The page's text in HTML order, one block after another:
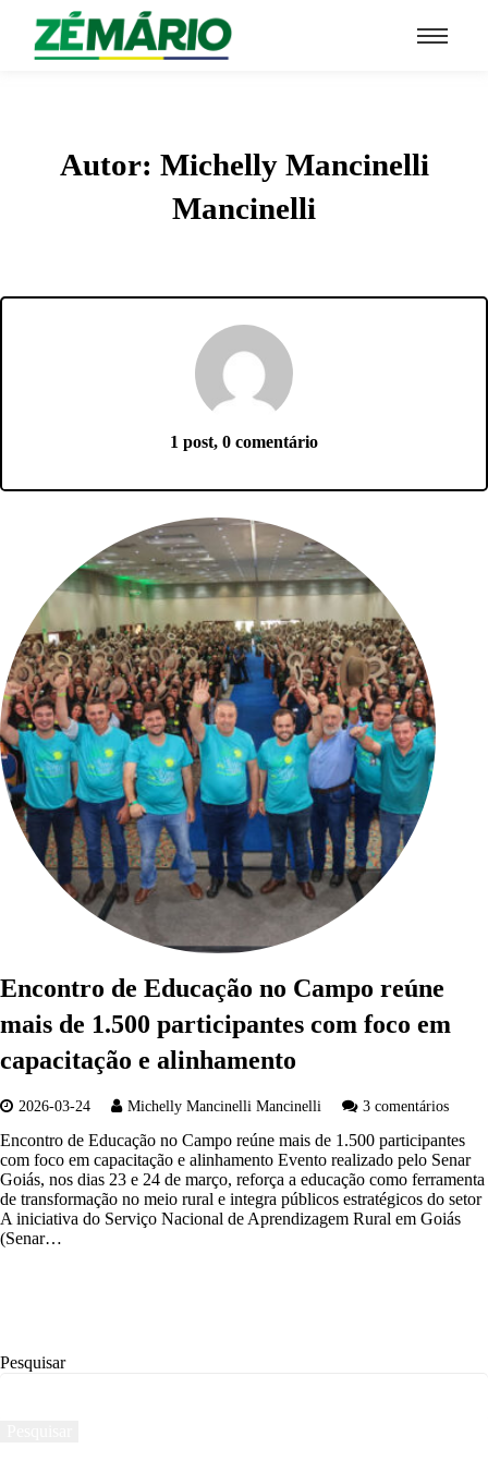
menu pegajoso
Autor: Michelly Mancinelli
Mancinelli
1 post, 0 comentário
Encontro de Educação no Campo reúne
mais de 1.500 participantes com foco em
capacitação e alinhamento
2026-03-24 Michelly Mancinelli Mancinelli 3 comentários
Encontro de Educação no Campo reúne mais de 1.500 participantes
com foco em capacitação e alinhamento Evento realizado pelo Senar
Goiás, nos dias 23 e 24 de março, reforça a educação como ferramenta
de transformação no meio rural e integra públicos estratégicos do setor
A iniciativa do Serviço Nacional de Aprendizagem Rural em Goiás
(Senar…
Pesquisar